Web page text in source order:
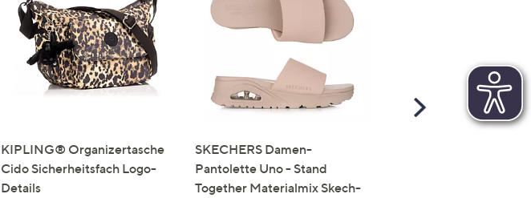
KIPLING® Organizertasche
Cido Sicherheitsfach Logo-
Details
SKECHERS Damen-
Pantolette Uno - Stand
Together Materialmix Skech-
Scroll